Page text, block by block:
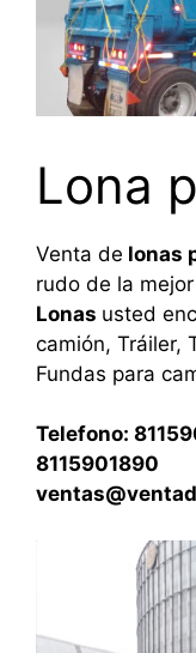
Lona
Venta de lonas
rudo de la
Lonas usted
camión, Tráiler,
Fundas para
Telefono: